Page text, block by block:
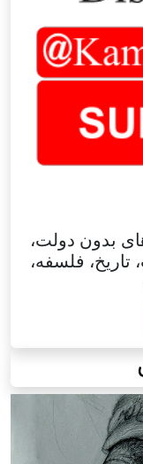
بدون دولت،
تاریخ، فلسفه،